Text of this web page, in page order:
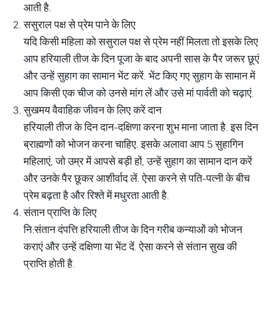
आती है.
ससुराल पक्ष से प्रेम पाने के लिए
यदि किसी महिला को ससुराल पक्ष से प्रेम नहीं मिलता तो इसके लिए
आप हरियाली तीज के दिन पूजा के बाद अपनी सास के पैर जरूर छूएं
और उन्हें सुहाग का सामान भेंट करें. भेंट किए गए सुहाग के सामान में
आप किसी एक चीज को उनसे मांग लें और उसे मां पार्वती को चढ़ाएं.
सुखमय वैवाहिक जीवन के लिए करें दान
हरियाली तीज के दिन दान-दक्षिणा करना शुभ माना जाता है. इस दिन
ब्राह्मणों को भोजन करना चाहिए. इसके अलावा आप 5 सुहागिन
महिलाएं, जो उम्र में आपसे बड़ी हों, उन्हें सुहाग का सामान दान करें
और उनके पैर छूकर आशीर्वाद लें. ऐसा करने से पति-पत्नी के बीच
प्रेम बढ़ता है और रिश्ते में मधुरता आती है.
संतान प्राप्ति के लिए
नि:संतान दंपत्ति हरियाली तीज के दिन गरीब कन्याओं को भोजन
कराएं और उन्हें दक्षिणा या भेंट दें. ऐसा करने से संतान सुख की
प्राप्ति होती है.